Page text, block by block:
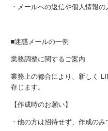
・メールへの返信や個人情報の
■迷惑メールの一例
業務調整に関するご案内
業務上の都合により、新しく
存じます。
【作成時のお願い】
・他の方は招待せず、作成のみ